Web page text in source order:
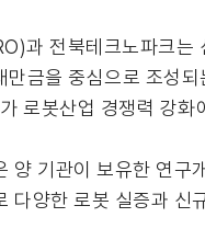
과 전북테크노파크
금을 중심으로 조성
로봇산업 경쟁력 강
양 기관이 보유한 연
양한 로봇 실증과